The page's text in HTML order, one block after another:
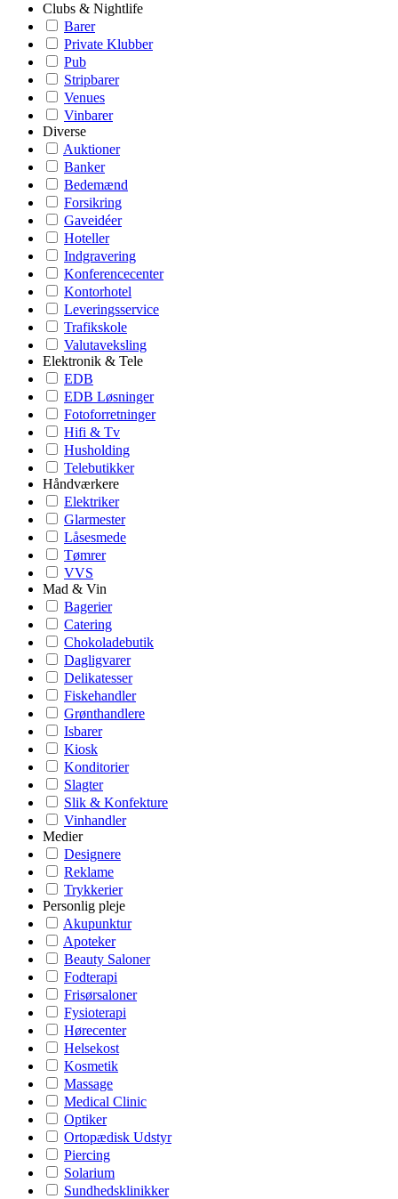
Clubs & Nightlife
Barer
Private Klubber
Pub
Stripbarer
Venues
Vinbarer
Diverse
Auktioner
Banker
Bedemænd
Forsikring
Gaveidéer
Hoteller
Indgravering
Konferencecenter
Kontorhotel
Leveringsservice
Trafikskole
Valutaveksling
Elektronik & Tele
EDB
EDB Løsninger
Fotoforretninger
Hifi & Tv
Husholding
Telebutikker
Håndværkere
Elektriker
Glarmester
Låsesmede
Tømrer
VVS
Mad & Vin
Bagerier
Catering
Chokoladebutik
Dagligvarer
Delikatesser
Fiskehandler
Grønthandlere
Isbarer
Kiosk
Konditorier
Slagter
Slik & Konfekture
Vinhandler
Medier
Designere
Reklame
Trykkerier
Personlig pleje
Akupunktur
Apoteker
Beauty Saloner
Fodterapi
Frisørsaloner
Fysioterapi
Hørecenter
Helsekost
Kosmetik
Massage
Medical Clinic
Optiker
Ortopædisk Udstyr
Piercing
Solarium
Sundhedsklinikker